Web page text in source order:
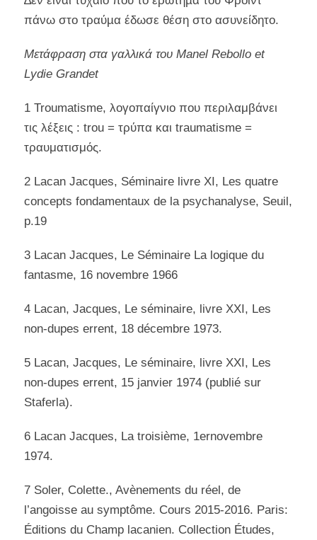
πάνω στο τραύµα έδωσε θέση στο ασυνείδητο.
Μετάφραση στα γαλλικά του Manel Rebollo et
Lydie Grandet
1 Troumatisme, λογοπαίγνιο που περιλαμβάνει
τις λέξεις : trou = τρύπα και traumatisme =
τραυματισμός.
2 Lacan Jacques, Séminaire livre XI, Les quatre
concepts fondamentaux de la psychanalyse, Seuil,
p.19
3 Lacan Jacques, Le Séminaire La logique du
fantasme, 16 novembre 1966
4 Lacan, Jacques, Le séminaire, livre XXI, Les
non-dupes errent, 18 décembre 1973.
5 Lacan, Jacques, Le séminaire, livre XXI, Les
non-dupes errent, 15 janvier 1974 (publié sur
Staferla).
6 Lacan Jacques, La troisième, 1ernovembre
1974.
7 Soler, Colette., Avènements du réel, de
l’angoisse au symptôme. Cours 2015-2016. Paris:
Éditions du Champ lacanien. Collection Études,